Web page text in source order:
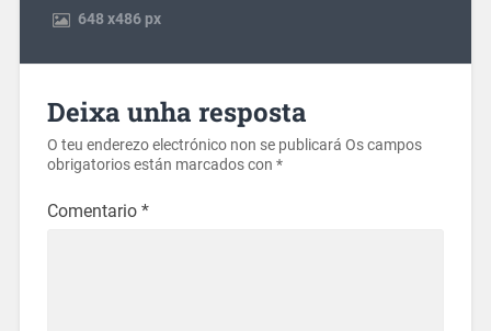
648x486 px
Deixa unha resposta
O teu enderezo electrónico non se publicará Os campos
obrigatorios están marcados con *
Comentario *